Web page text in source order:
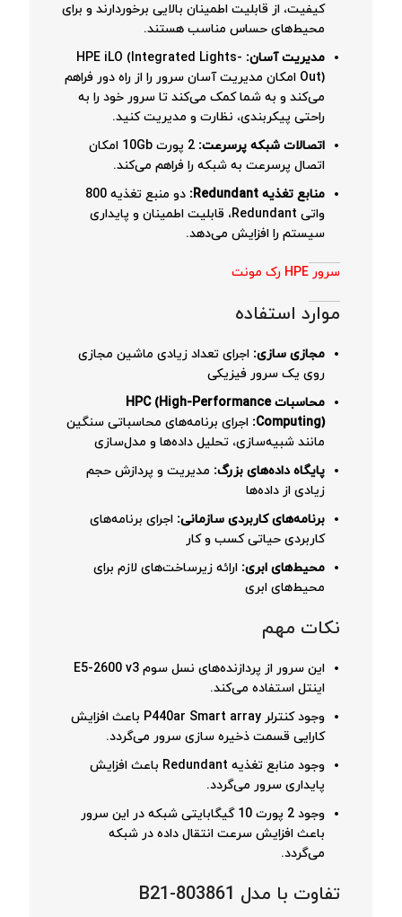
کیفیت، از قابلیت اطمینان بالایی برخوردارند و برای
محیط‌های حساس مناسب هستند.
مدیریت آسان: HPE iLO (Integrated Lights-
Out) امکان مدیریت آسان سرور را از راه دور فراهم
می‌کند و به شما کمک می‌کند تا سرور خود را به
راحتی پیکربندی، نظارت و مدیریت کنید.
اتصالات شبکه پرسرعت:
2 پورت 10Gb امکان
اتصال پرسرعت به شبکه را فراهم می‌کند.
منابع تغذیه Redundant:
دو منبع تغذیه 800
واتی Redundant، قابلیت اطمینان و پایداری
سیستم را افزایش می‌دهد.
سرور HPE رک مونت
موارد استفاده
مجازی سازی: اجرای تعداد زیادی ماشین مجازی
روی یک سرور فیزیکی
محاسبات HPC (High-Performance
Computing): اجرای برنامه‌های محاسباتی سنگین
مانند شبیه‌سازی، تحلیل داده‌ها و مدل‌سازی
پایگاه داده‌های بزرگ: مدیریت و پردازش حجم
زیادی از داده‌ها
برنامه‌های کاربردی سازمانی: اجرای برنامه‌های
کاربردی حیاتی کسب و کار
محیط‌های ابری: ارائه زیرساخت‌های لازم برای
محیط‌های ابری
نکات مهم
این سرور از پردازنده‌های نسل سوم E5-2600 v3
اینتل استفاده می‌کند.
وجود کنترلر P440ar Smart array باعث افزایش
کارایی قسمت ذخیره سازی سرور می‌گردد.
وجود منابع تغذیه Redundant باعث افزایش
پایداری سرور می‌گردد.
وجود 2 پورت 10 گیگابایتی شبکه در این سرور
باعث افزایش سرعت انتقال داده در شبکه
می‌گردد.
تفاوت با مدل 803861-B21